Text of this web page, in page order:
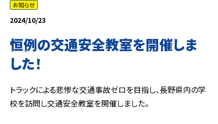
お知らせ
2024/10/23
恒例の交通安全教室を開催しま
した！
トラックによる悲惨な交通事故ゼロを目指し、長野県内の学
校を訪問し交通安全教室を開催しました。